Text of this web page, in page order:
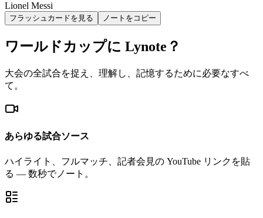
Lionel Messi
フラッシュカードを見る ノートをコピー
ワールドカップに Lynote？
大会の全試合を捉え、理解し、記憶するために必要なすべ
て。
あらゆる試合ソース
ハイライト、フルマッチ、記者会見の YouTube リンクを貼
る — 数秒でノート。